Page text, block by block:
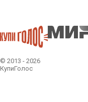
© 2013 - 2026
КупиГолос